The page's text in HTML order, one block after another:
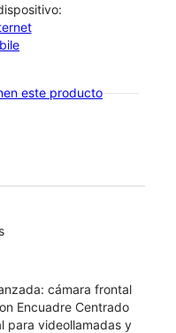
este producto
cámara frontal
Encuadre Centrado
para videollamadas y